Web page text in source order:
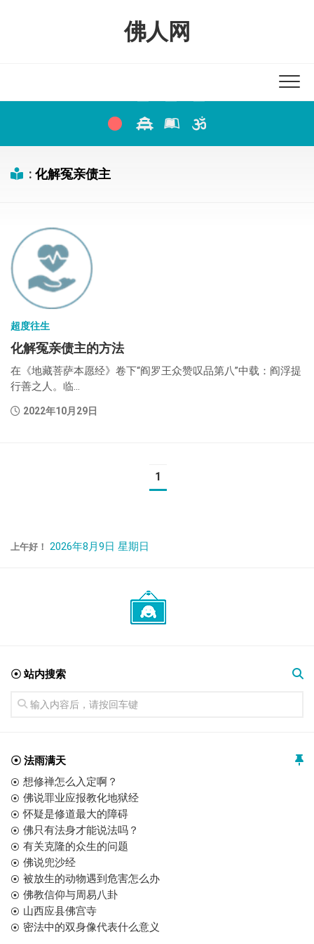
佛人网
: 化解冤亲债主
超度往生
化解冤亲债主的方法
在《地藏菩萨本愿经》卷下“阎罗王众赞叹品第八”中载：阎浮提
行善之人。临...
2022年10月29日
1
上午好！ 2026年8月9日 星期日
☉ 站内搜索
☉ 法雨满天
想修禅怎么入定啊？
佛说罪业应报教化地狱经
怀疑是修道最大的障碍
佛只有法身才能说法吗？
有关克隆的众生的问题
佛说兜沙经
被放生的动物遇到危害怎么办
佛教信仰与周易八卦
山西应县佛宫寺
密法中的双身像代表什么意义